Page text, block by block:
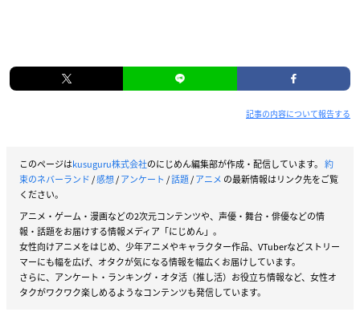
Blu-ray 3巻／DVD 3巻
記事の内容について報告する
このページはkusuguru株式会社のにじめん編集部が作成・配信しています。 約
束のネバーランド/感想/アンケート /話題/アニメ の最新情報はリンク先をご覧
ください。
アニメ・ゲーム・漫画などの2次元コンテンツや、声優・舞台・俳優などの情
報・話題をお届けする情報メディア「にじめん」。
女性向けアニメをはじめ、少年アニメやキャラクター作品、VTuberなどストリー
マーにも幅を広げ、オタクが気になる情報を幅広くお届けしています。
さらに、アンケート・ランキング・オタ活（推し活）お役立ち情報など、女性オ
タクがワクワク楽しめるようなコンテンツも発信しています。